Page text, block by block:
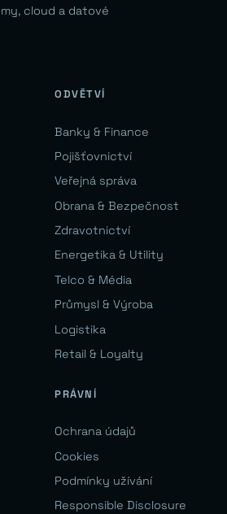
cloud a datové
ODVĚTVÍ
Banky & Finance
Pojišťovnictví
Veřejná správa
Obrana & Bezpečnost
Zdravotnictví
Energetika & Utility
Telco & Média
Průmysl & Výroba
Logistika
Retail & Loyalty
PRÁVNÍ
Ochrana údajů
Cookies
Podmínky užívání
Responsible Disclosure